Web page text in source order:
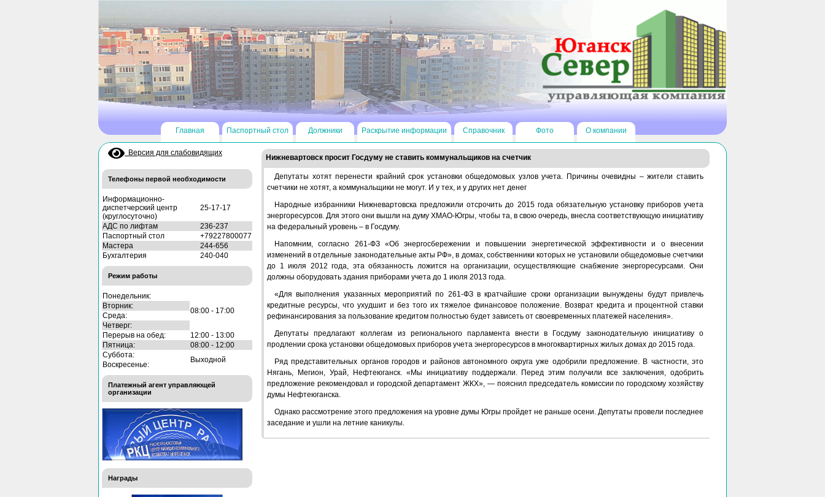
Главная Паспортный стол Должники Раскрытие информации Справочник Фото О компании
Версия для слабовидящих
Телефоны первой необходимости
Информационно-
диспетчерский центр
(круглосуточно)
25-17-17
АДС по лифтам
236-237
Паспортный стол
+79227800077
Мастера
244-656
Бухгалтерия
240-040
Режим работы
Понедельник:
08:00 - 17:00
Вторник:
Среда:
Четверг:
Перерыв на обед:
12:00 - 13:00
Пятница:
08:00 - 12:00
Суббота:
Выходной
Воскресенье:
Платежный агент управляющей
организации
Награды
Нижневартовск просит Госдуму не ставить коммунальщиков на счетчик
Депутаты хотят перенести крайний срок установки общедомовых узлов учета. Причины очевидны – жители ставить
счетчики не хотят, а коммунальщики не могут. И у тех, и у других нет денег
Народные избранники Нижневартовска предложили отсрочить до 2015 года обязательную установку приборов учета
энергоресурсов. Для этого они вышли на думу ХМАО-Югры, чтобы та, в свою очередь, внесла соответствующую инициативу
на федеральный уровень – в Госдуму.
Напомним, согласно 261-ФЗ «Об энергосбережении и повышении энергетической эффективности и о внесении
изменений в отдельные законодательные акты РФ», в домах, собственники которых не установили общедомовые счетчики
до 1 июля 2012 года, эта обязанность ложится на организации, осуществляющие снабжение энергоресурсами. Они
должны оборудовать здания приборами учета до 1 июля 2013 года.
«Для выполнения указанных мероприятий по 261-ФЗ в кратчайшие сроки организации вынуждены будут привлечь
кредитные ресурсы, что ухудшит и без того их тяжелое финансовое положение. Возврат кредита и процентной ставки
рефинансирования за пользование кредитом полностью будет зависеть от своевременных платежей населения».
Депутаты предлагают коллегам из регионального парламента внести в Госдуму законодательную инициативу о
продлении срока установки общедомовых приборов учета энергоресурсов в многоквартирных жилых домах до 2015 года.
Ряд представительных органов городов и районов автономного округа уже одобрили предложение. В частности, это
Нягань, Мегион, Урай, Нефтеюганск. «Мы инициативу поддержали. Перед этим получили все заключения, одобрить
предложение рекомендовал и городской департамент ЖКХ», — пояснил председатель комиссии по городскому хозяйству
думы Нефтеюганска.
Однако рассмотрение этого предложения на уровне думы Югры пройдет не раньше осени. Депутаты провели последнее
заседание и ушли на летние каникулы.